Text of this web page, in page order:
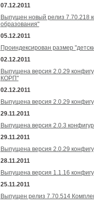
07.12.2011
Выпущен новый релиз 7.70.218
образования"
05.12.2011
Проиндексирован размер
02.12.2011
Выпущена версия 2.0.29
КОРП"
02.12.2011
Выпущена версия 2.0.29
29.11.2011
Выпущена версия 2.0.3
29.11.2011
Выпущена версия 2.0.29
28.11.2011
Выпущена версия 1.1.16
25.11.2011
Выпущен релиз 7.70.514